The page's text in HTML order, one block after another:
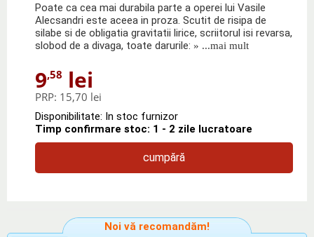
Poate ca cea mai durabila parte a operei lui Vasile
Alecsandri este aceea in proza. Scutit de risipa de
silabe si de obligatia gravitatii lirice, scriitorul isi revarsa,
slobod de a divaga, toate darurile: » ...mai mult
9,58 lei
PRP: 15,70 lei
Disponibilitate: In stoc furnizor
Timp confirmare stoc: 1 - 2 zile lucratoare
cumpără
Noi vă recomandăm!